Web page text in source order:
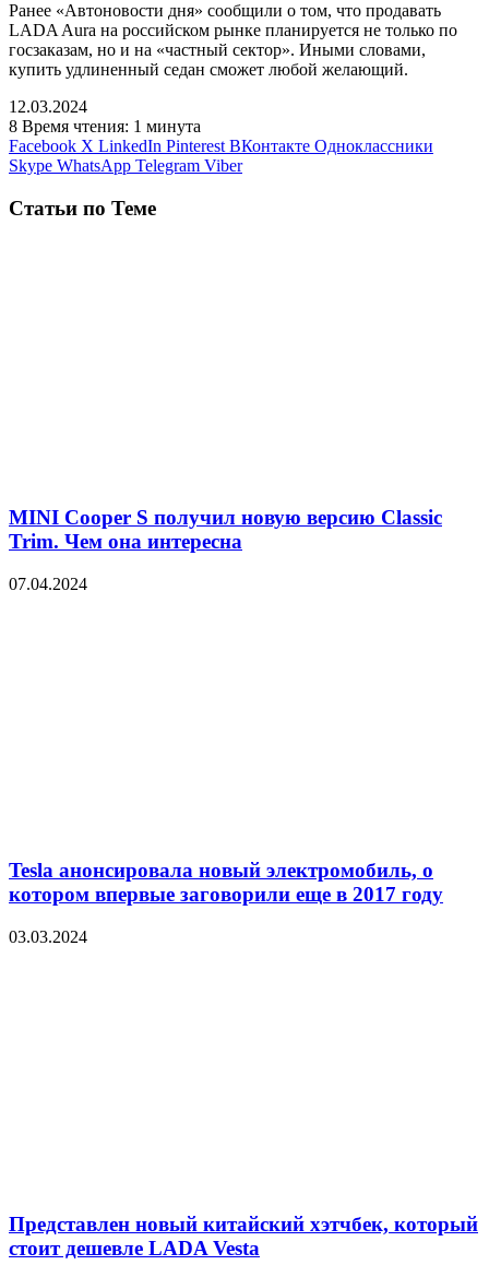
Ранее «Автоновости дня» сообщили о том, что продавать
LADA Aura на российском рынке планируется не только по
госзаказам, но и на «частный сектор». Иными словами,
купить удлиненный седан сможет любой желающий.
12.03.2024
8 Время чтения: 1 минута
Facebook X LinkedIn Pinterest ВКонтакте Одноклассники
Skype WhatsApp Telegram Viber
Статьи по Теме
MINI Cooper S получил новую версию Classic
Trim. Чем она интересна
07.04.2024
Tesla анонсировала новый электромобиль, о
котором впервые заговорили еще в 2017 году
03.03.2024
Представлен новый китайский хэтчбек, который
стоит дешевле LADA Vesta